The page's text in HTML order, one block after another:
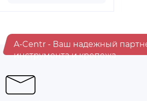
A-Centr - Ваш надежный
инструмента и крепежа